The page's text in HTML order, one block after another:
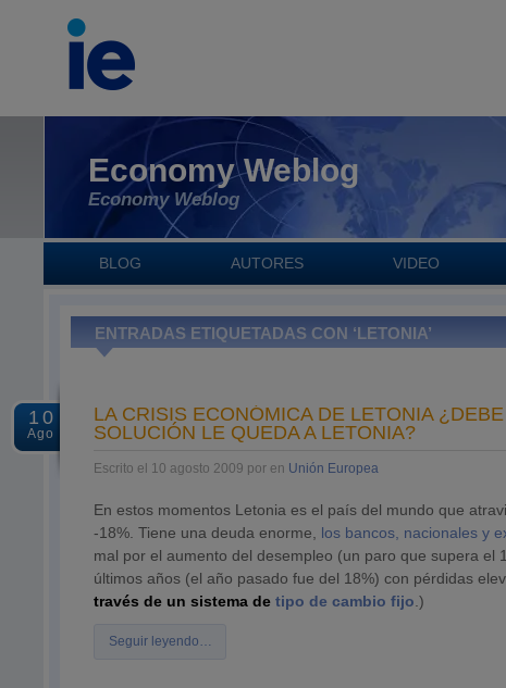
Economy Weblog
Economy Weblog
BLOG AUTORES VIDEO
ENTRADAS ETIQUETADAS CON ‘LETONIA’
10
Ago
LA CRISIS ECONÓMICA DE LETONIA
SOLUCIÓN LE QUEDA A LETONIA?
Escrito el 10 agosto 2009 por en Unión Europea
En estos momentos Letonia es el país del mundo que
-18%. Tiene una deuda enorme, los bancos, nacionales y
mal por el aumento del desempleo (un paro que supera
últimos años (el año pasado fue del 18%) con pérdidas
través de un sistema detipo de cambio fijo .)
Seguir leyendo…